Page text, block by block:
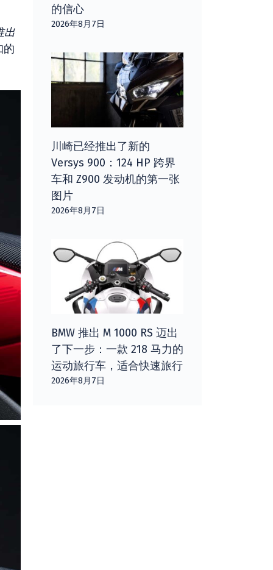
出
的
的信心
2026年8月7日
川崎已经推出了新的
Versys 900：124 HP 跨界
车和 Z900 发动机的第一张
图片
2026年8月7日
BMW 推出 M 1000 RS 迈出
了下一步：一款 218 马力的
运动旅行车，适合快速旅行
2026年8月7日